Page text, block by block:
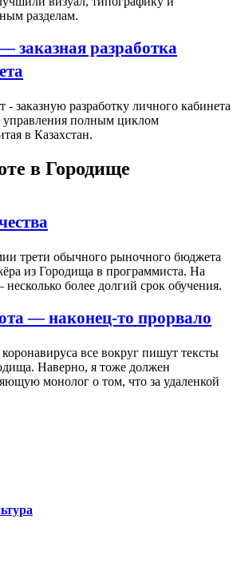
разделам.
заказная разработка
заказную разработку личного кабинета
управления полным циклом
в Казахстан.
в Городище
трети обычного рыночного бюджета
из Городища в программиста. На
более долгий срок обучения.
— наконец-то прорвало
все вокруг пишут тексты
Наверно, я тоже должен
монолог о том, что за удаленкой